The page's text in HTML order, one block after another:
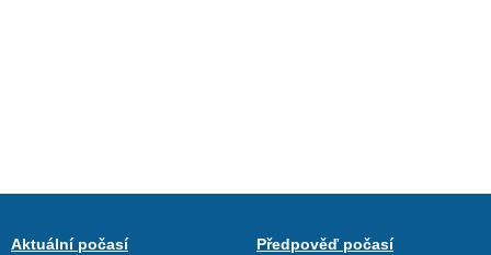
Aktuální počasí
Předpověď počasí